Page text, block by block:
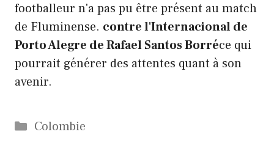
footballeur n'a pas pu être présent au match
de Fluminense. contre l'Internacional de
Porto Alegre de Rafael Santos Borréce qui
pourrait générer des attentes quant à son
avenir.
Catégories
Colombie